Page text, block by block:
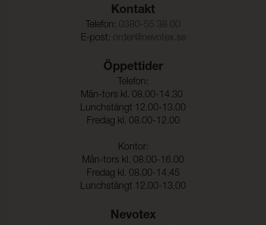
Kontakt
Telefon: 0380-55 38 00
E-post: order@nevotex.se
Öppettider
Telefon:
Mån-tors kl. 08.00-14.30
Lunchstängt 12.00-13.00
Fredag kl. 08.00-12.00
Kontor:
Mån-tors kl. 08.00-16.00
Fredag kl. 08.00-14.45
Lunchstängt 12.00-13.00
Nevotex